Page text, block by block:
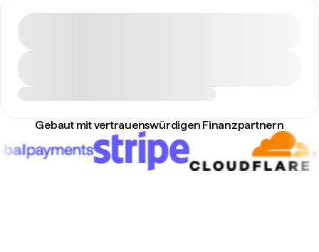
Gebaut mit vertrauenswürdigen Finanzpartnern